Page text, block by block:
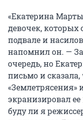
«Екатерина
девочек, которых
подвале и
напомнил он. —
очередь, но
письмо и
«Землетрясения»
экранизировал
буду ли я